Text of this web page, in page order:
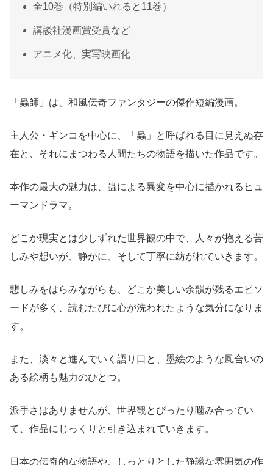
全10巻（特別編いれると11巻）
講談社漫画賞受賞など
アニメ化、実写映画化
「蟲師」は、和風伝奇ファンタジーの傑作短編漫画。
主人公・ギンコを中心に、「蟲」と呼ばれる目に見えぬ存
在と、それにまつわる人間たちの物語を描いた作品です。
本作の最大の魅力は、蟲による異変を中心に描かれるヒュ
ーマンドラマ。
どこか現実とは少しずれた世界観の中で、人々が抱える苦
しみや想いが、静かに、そして丁寧に紡がれていきます。
悲しみをはらみながらも、どこか美しい余韻が残るエピソ
ードが多く、読むたびに心が洗われたような気分になりま
す。
また、淡々と進んでいく語り口と、墨絵のような風合いの
ある絵柄も魅力のひとつ。
派手さはありませんが、世界観とぴったり噛み合ってい
て、作品にじっくりと引き込まれていきます。
日本の伝奇的な物語や、しっとりとした静謐な雰囲気の作